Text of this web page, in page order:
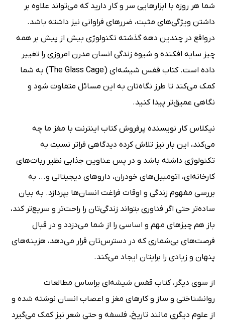
شما هر روزه با ابزارهایی سر و کار دارید که می‌تواند علاوه بر
داشتن ویژگی‌های مثبت، ضررهای فراوانی نیز داشته باشد.
درواقع در چندین دهه گذشته تکنولوژی بیش از پیش بر همه
چیز سایه افکنده و شیوه زندگی انسان مدرن امروزی را تغییر
داده است. کتاب قفس شیشه‌ای (The Glass Cage) به شما
کمک می‌کند تا طرز نگاه‌تان به این مسائل متفاوت شود و
نگاهی عمیق‌تر پیدا کنید.
نیکلاس کار نویسنده پرفروش کتاب اینترنت با مغز ما چه
می‌کند، این بار نیز تلاش کرده دیدگاهی فراتر نسبت به
تکنولوژی داشته باشد و در پس عناوین جذابی نظیر ربات‌های
کارخانه‌ای، اتومبیل‌های خودران، داروهای دیجیتالی و... به
بررسی مفهوم زندگی و اوقات فراغت انسان‌ها بپردازد. به بیان
ساده‌تر حتی اگر فناوری بتواند زندگی‌تان را راحت‌تر و سریع‌تر کند،
باز هم چیزهای مهم و اساسی را از شما می‌دزدد و در قبال
فرصت‌های بی‌شماری که در دسترس‌تان قرار می‌دهد، هزینه‌های
پنهان و زیادی را برایتان ایجاد می‌کند.
از سوی دیگر، کتاب قفس شیشه‌ای براساس مطالعات
روانشناختی و ساز و کارهای مغز و اعصاب انسان نوشته شده و
از علوم دیگری مانند تاریخ، فلسفه و حتی شعر نیز کمک می‌گیرد